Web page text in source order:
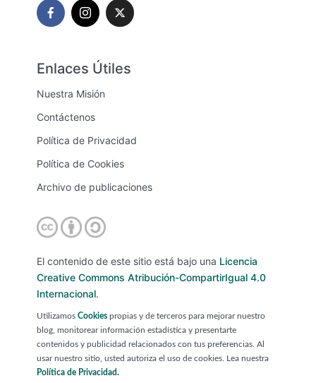
Enlaces Útiles
Nuestra Misión
Contáctenos
Política de Privacidad
Política de Cookies
Archivo de publicaciones
El contenido de este sitio está bajo una Licencia
Creative Commons Atribución-CompartirIgual 4.0
Internacional.
Utilizamos Cookies propias y de terceros para mejorar nuestro
blog, monitorear información estadística y presentarte
contenidos y publicidad relacionados con tus preferencias. Al
usar nuestro sitio, usted autoriza el uso de cookies. Lea nuestra
Política de Privacidad.